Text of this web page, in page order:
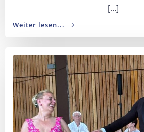
[…]
Weiter lesen...